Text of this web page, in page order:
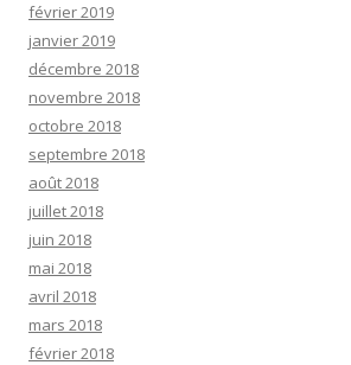
février 2019
janvier 2019
décembre 2018
novembre 2018
octobre 2018
septembre 2018
août 2018
juillet 2018
juin 2018
mai 2018
avril 2018
mars 2018
février 2018